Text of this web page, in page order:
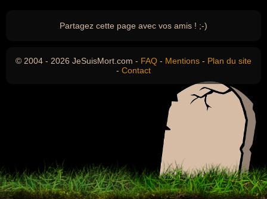
Partagez cette page avec vos amis ! ;-)
© 2004 - 2026 JeSuisMort.com - FAQ - Mentions - Plan du site
- Contact